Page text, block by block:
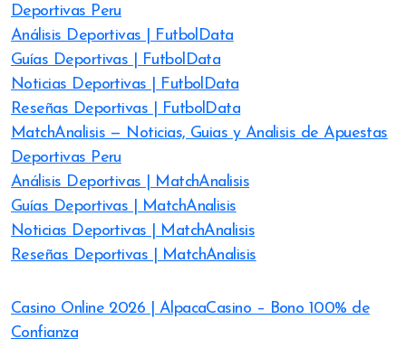
Deportivas Peru
Análisis Deportivas | FutbolData
Guías Deportivas | FutbolData
Noticias Deportivas | FutbolData
Reseñas Deportivas | FutbolData
MatchAnalisis — Noticias, Guias y Analisis de Apuestas
Deportivas Peru
Análisis Deportivas | MatchAnalisis
Guías Deportivas | MatchAnalisis
Noticias Deportivas | MatchAnalisis
Reseñas Deportivas | MatchAnalisis
Casino Online 2026 | AlpacaCasino – Bono 100% de
Confianza